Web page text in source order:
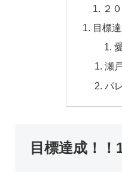
２
目標
瀬
パ
目標達成！！